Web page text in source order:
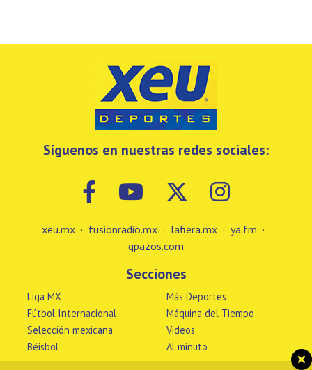
Síguenos en nuestras redes sociales:
xeu.mx · fusionradio.mx · lafiera.mx · ya.fm ·
gpazos.com
Secciones
Liga MX
Fútbol Internacional
Selección mexicana
Béisbol
Más Deportes
Máquina del Tiempo
Videos
Al minuto